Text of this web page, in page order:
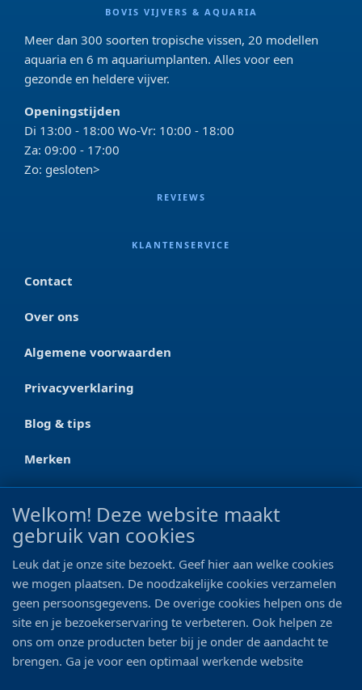
BOVIS VIJVERS & AQUARIA
Meer dan 300 soorten tropische vissen, 20 modellen
aquaria en 6 m aquariumplanten. Alles voor een
gezonde en heldere vijver.
Openingstijden
Di 13:00 - 18:00 Wo-Vr: 10:00 - 18:00
Za: 09:00 - 17:00
Zo: gesloten>
REVIEWS
KLANTENSERVICE
Contact
Over ons
Algemene voorwaarden
Privacyverklaring
Blog & tips
Merken
CONTACT
Ootmarsumseweg 125a
0546 - 622 990
06 - 11 19 81 42
info@bo-vis.nl
Welkom! Deze website maakt
gebruik van cookies
Leuk dat je onze site bezoekt. Geef hier aan welke cookies
we mogen plaatsen. De noodzakelijke cookies verzamelen
geen persoonsgegevens. De overige cookies helpen ons de
site en je bezoekerservaring te verbeteren. Ook helpen ze
ons om onze producten beter bij je onder de aandacht te
brengen. Ga je voor een optimaal werkende website